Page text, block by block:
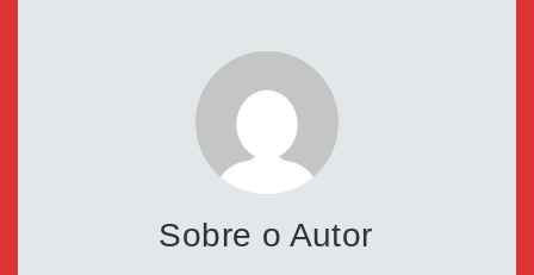
Sobre o Autor